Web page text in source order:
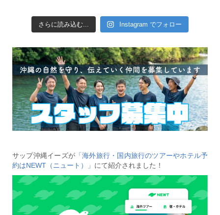
さらに読み込む... Instagram でフォロー
サップ沖縄イーズが 「海外旅行・国内旅行のツアーやホテル予
約はNEWT（ニュート）」 にて紹介されました！